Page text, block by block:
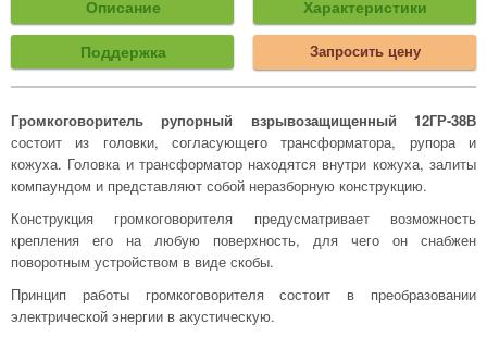
Описание Характеристики
Поддержка Запросить цену
Громкоговоритель рупорный взрывозащищенный 12ГР-38В
состоит из головки, согласующего трансформатора, рупора и
кожуха. Головка и трансформатор находятся внутри кожуха, залиты
компаундом и представляют собой неразборную конструкцию.
Конструкция громкоговорителя предусматривает возможность
крепления его на любую поверхность, для чего он снабжен
поворотным устройством в виде скобы.
Принцип работы громкоговорителя состоит в преобразовании
электрической энергии в акустическую.